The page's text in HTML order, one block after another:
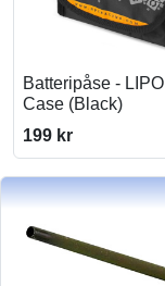
Batteripåse -
Case (Black)
199 kr